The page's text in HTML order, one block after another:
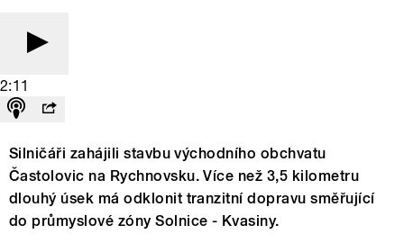
2:11
Silničáři zahájili stavbu východního obchvatu
Častolovic na Rychnovsku. Více než 3,5 kilometru
dlouhý úsek má odklonit tranzitní dopravu směřující
do průmyslové zóny Solnice - Kvasiny.